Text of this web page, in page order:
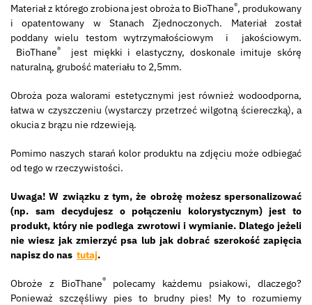
Materiał z którego zrobiona jest obroża to BioThane®, produkowany
i opatentowany w Stanach Zjednoczonych. Materiał został
poddany wielu testom wytrzymałościowym i jakościowym.
BioThane®jest miękki i elastyczny, doskonale imituje skórę
naturalną, grubość materiału to 2,5mm.
Obroża poza walorami estetycznymi jest również wodoodporna,
łatwa w czyszczeniu (wystarczy przetrzeć wilgotną ściereczką), a
okucia z brązu nie rdzewieją.
Pomimo naszych starań kolor produktu na zdjęciu może odbiegać
od tego w rzeczywistości.
Uwaga! W związku z tym, że obrożę możesz spersonalizować
(np. sam decydujesz o połączeniu kolorystycznym) jest to
produkt, który nie podlega zwrotowi i wymianie. Dlatego jeżeli
nie wiesz jak zmierzyć psa lub jak dobrać szerokość zapięcia
napisz do nas tutaj.
Obroże z BioThane®
polecamy każdemu psiakowi, dlaczego?
Ponieważ szczęśliwy pies to brudny pies! My to rozumiemy